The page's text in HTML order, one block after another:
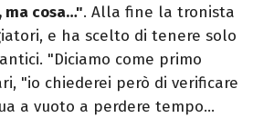
ma cosa…". Alla fine la tronista
e ha scelto di tenere solo
"Diciamo come primo
"io chiederei però di verificare
a vuoto a perdere tempo…